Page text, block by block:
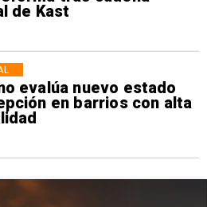
de Kast
evalúa nuevo estado
en barrios con alta